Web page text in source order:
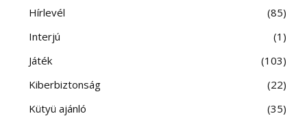
Hírlevél
85
Interjú
1
Játék
103
Kiberbiztonság
22
Kütyü ajánló
35